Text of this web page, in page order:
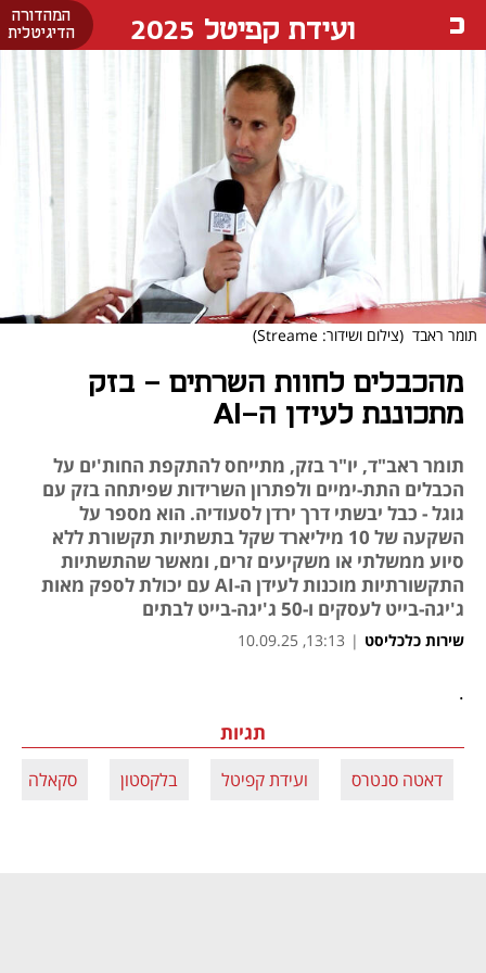
המהדורה
הדיגיטלית
ועידת קפיטל 2025
תומר ראבד (צילום ושידור: Streame)
מהכבלים לחוות השרתים - בזק
מתכוננת לעידן ה-AI
תומר ראב"ד, יו"ר בזק, מתייחס להתקפת החות'ים על
הכבלים התת-ימיים ולפתרון השרידות שפיתחה בזק עם
גוגל - כבל יבשתי דרך ירדן לסעודיה. הוא מספר על
השקעה של 10 מיליארד שקל בתשתיות תקשורת ללא
סיוע ממשלתי או משקיעים זרים, ומאשר שהתשתיות
התקשורתיות מוכנות לעידן ה-AI עם יכולת לספק מאות
ג'יגה-בייט לעסקים ו-50 ג'יגה-בייט לבתים
שירות כלכליסט |
13:13, 10.09.25
.
תגיות
דאטה סנטרס ועידת קפיטל בלקסטון סקאלה